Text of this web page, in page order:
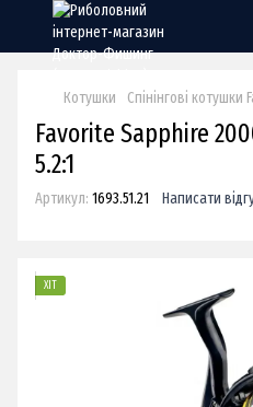
Котушки Спінінгові котушки
Favorite Sapphire
5.2:1
Артикул: 1693.51.21 Написати
ХІТ